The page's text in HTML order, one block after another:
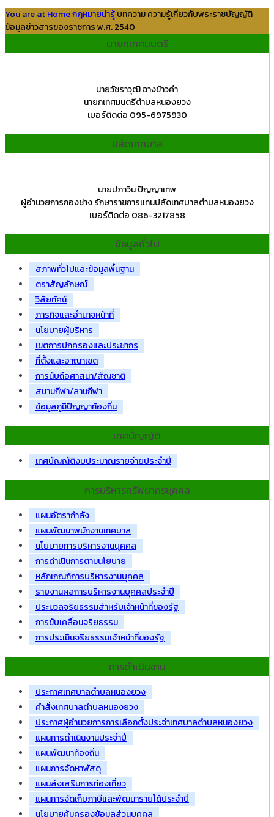
You are atHomeกฎหมายน่ารู้บทความ ความรู้เกี่ยวกับพระราชบัญญัติ
ข้อมูลข่าวสารของราชการ พ.ศ. 2540
นายกเทศมนตรี
นายวัชราวุฒิ ฉางข้าวคำ
นายกเทศมนตรีตำบลหนองยวง
เบอร์ติดต่อ 095-6975930
ปลัดเทศบาล
นายปภาวิน ปัญญาเทพ
ผู้อำนวยการกองช่าง รักษาราชการแทนปลัดเทศบาลตำบลหนองยวง
เบอร์ติดต่อ 086-3217858
ข้อมูลทั่วไป
สภาพทั่วไปและข้อมูลพื้นฐาน
ตราสัญลักษณ์
วิสัยทัศน์
ภารกิจและอำนาจหน้าที่
นโยบายผู้บริหาร
เขตการปกครองและประชากร
ที่ตั้งและอาณาเขต
การนับถือศาสนา/สัญชาติ
สนามกีฬา/ลานกีฬา
ข้อมูลภูมิปัญญาท้องถิ่น
เทศบัญญัติ
เทศบัญญัติงบประมาณรายจ่ายประจำปี
การบริหารทรัพยากรบุคคล
แผนอัตรากำลัง
แผนพัฒนาพนักงานเทศบาล
นโยบายการบริหารงานบุคคล
การดำเนินการตามนโยบาย
หลักเกณฑ์การบริหารงานบุคคล
รายงานผลการบริหารงานบุคคลประจำปี
ประมวลจริยธรรมสำหรับเจ้าหน้าที่ของรัฐ
การขับเคลื่อนจริยธรรม
การประเมินจริยธรรมเจ้าหน้าที่ของรัฐ
การดำเนินงาน
ประกาศเทศบาลตำบลหนองยวง
คำสั่งเทศบาลตำบลหนองยวง
ประกาศผู้อำนวยการการเลือกตั้งประจำเทศบาลตำบลหนองยวง
แผนการดำเนินงานประจำปี
แผนพัฒนาท้องถิ่น
แผนการจัดหาพัสดุ
แผนส่งเสริมการท่องเที่ยว
แผนการจัดเก็บภาษีและพัฒนารายได้ประจำปี
นโยบายคุ้มครองข้อมูลส่วนบุคคล